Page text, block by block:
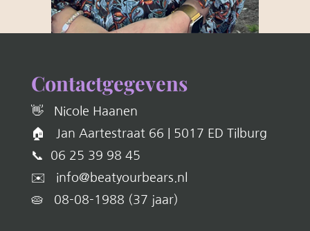
Contactgegevens
👋 Nicole Haanen
🏠 Jan Aartestraat 66 | 5017 ED Tilburg
📞 06 25 39 98 45
✉️ info@beatyourbears.nl
🥧 08-08-1988 (37 jaar)